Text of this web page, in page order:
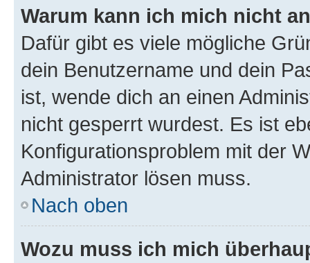
Warum kann ich mich nicht
Dafür gibt es viele mögliche
dein Benutzername und dein
ist, wende dich an einen
nicht gesperrt wurdest. Es ist
Konfigurationsproblem mit der
Administrator lösen muss.
Nach oben
Wozu muss ich mich